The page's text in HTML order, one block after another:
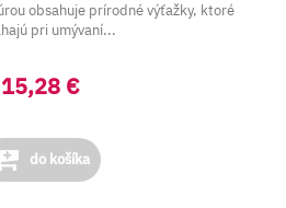
obsahuje prírodné výťažky, ktoré
pri umývaní...
15,28 €
do košíka